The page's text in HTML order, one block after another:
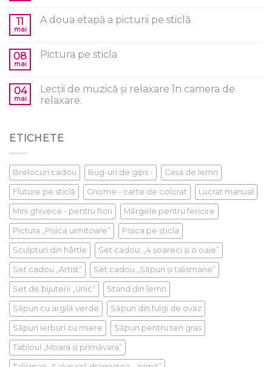
11
mai
A doua etapă a picturii pe sticlă
08
mai
Pictura pe sticla
04
mai
Lecții de muzică și relaxare în camera de
relaxare.
ETICHETE
Brelocuri cadou Bug-uri de gips - Casa de lemn
Fluture pe sticlă Gnome - carte de colorat Lucrat manual
Mini ghivece - pentru flori Mărgele pentru fericire
Pictura „Pisica uimitoare” Pisica pe sticla
Sculpturi din hârtie Set cadou: „4 șoareci și o oaie”
Set cadou „Artist” Set cadou „Săpun și talismane”
Set de bijuterii „Unic” Stand din lemn
Săpun cu argilă verde Săpun din fulgi de ovăz
Săpun ierburi cu miere Săpun pentru ten gras
Tabloul „Moara și primăvara”